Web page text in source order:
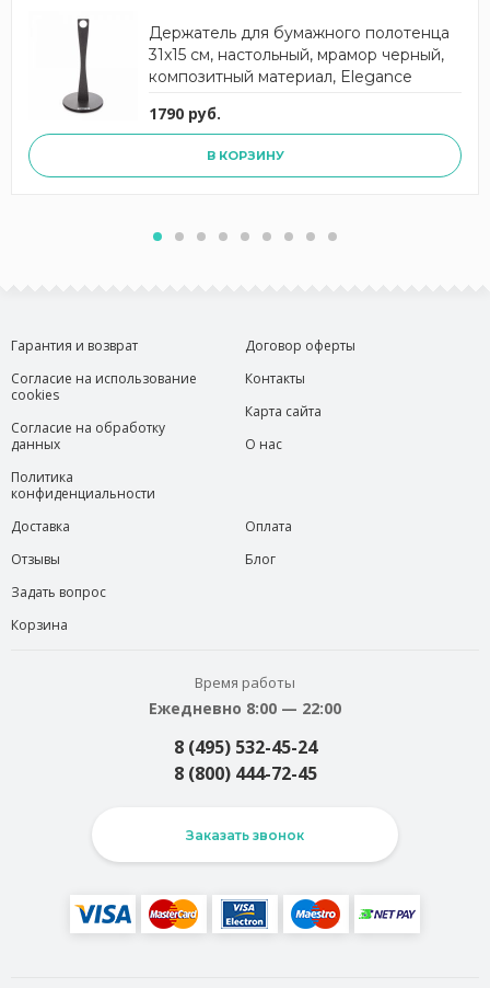
Держатель для бумажного полотенца
31x15 см, настольный, мрамор черный,
композитный материал, Elegance
1790 руб.
В КОРЗИНУ
Гарантия и возврат
Согласие на использование
cookies
Согласие на обработку
данных
Политика
конфиденциальности
Договор оферты
Контакты
Карта сайта
О нас
Доставка
Отзывы
Задать вопрос
Корзина
Оплата
Блог
Время работы
Ежедневно 8:00 — 22:00
8 (495) 532-45-24
8 (800) 444-72-45
Заказать звонок